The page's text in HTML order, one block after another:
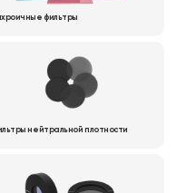
фильтры
нейтральной плотности